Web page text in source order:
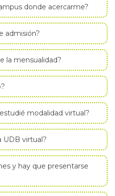
donde acercarme?
admisión?
la mensualidad?
modalidad virtual?
UDB virtual?
y hay que presentarse